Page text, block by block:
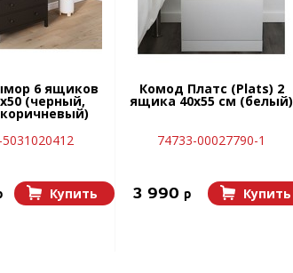
6 ящиков
(черный,
Купить
Комод Платс (Plats) 2
ящика 40х55 см (белый)
74733-00027790-1
3 990 p Купить